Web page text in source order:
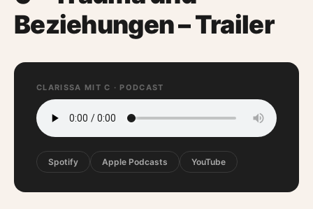
Beziehungen – Trailer
CLARISSA MIT C · PODCAST
Spotify Apple Podcasts YouTube